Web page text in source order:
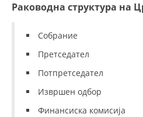
ИСТОРИЈАТ НА
СТРУКТУРА НА
КОНТАКТ
ЧЛЕНСТВО ВО
Раководна структура на
Собрание
Претседател
Потпретседател
Извршен одбор
Финансиска комисија